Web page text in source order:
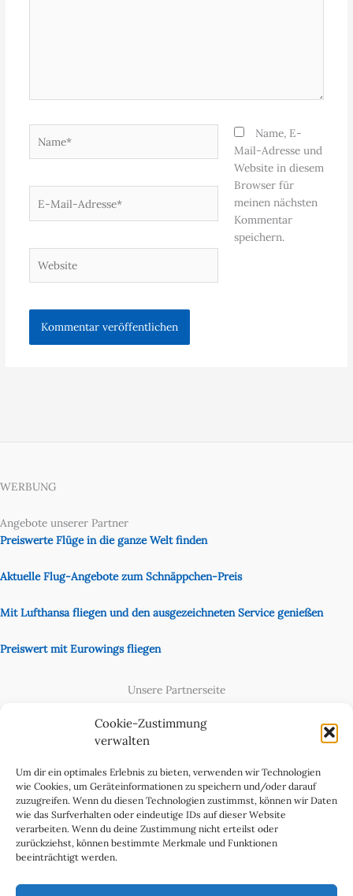
Cookie-Zustimmung
verwalten
Um dir ein optimales Erlebnis zu bieten, verwenden wir Technologien
wie Cookies, um Geräteinformationen zu speichern und/oder darauf
zuzugreifen. Wenn du diesen Technologien zustimmst, können wir Daten
wie das Surfverhalten oder eindeutige IDs auf dieser Website
verarbeiten. Wenn du deine Zustimmung nicht erteilst oder
zurückziehst, können bestimmte Merkmale und Funktionen
beeinträchtigt werden.
Mail-
Name, E-
Mail-Adresse und
Website in diesem
Browser für
meinen nächsten
Kommentar
speichern.
WERBUNG
Angebote unserer Partner
Preiswerte Flüge in die ganze Welt finden
Aktuelle Flug-Angebote zum Schnäppchen-Preis
Mit Lufthansa fliegen und den ausgezeichneten Service genießen
Preiswert mit Eurowings fliegen
Unsere Partnerseite
Cookie-Richtlinie (EU)